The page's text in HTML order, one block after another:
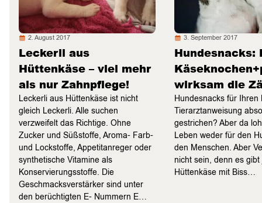
2. August 2017
Leckerli aus
Hüttenkäse – viel mehr
als nur Zahnpflege!
Leckerli aus Hüttenkäse ist nicht
gleich Leckerli. Alle suchen
verzweifelt das Richtige. Ohne
Zucker und Süßstoffe, Aroma- Farb-
und Lockstoffe, Appetitanreger oder
synthetische Vitamine als
Konservierungsstoffe. Die
Geschmacksverstärker sind unter
den berüchtigten E- Nummern E…
3. September 2017
Hundesnacks:
wirksam die
Hundesnacks für Ihren
Tierarztanweisung
gestrichen? Aber da
Leben weder für den
den Menschen. Aber
nicht sein, denn es gibt
Hüttenkäse mit Biss…